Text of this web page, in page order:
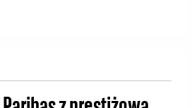
Polaków ma więcej
starzenia się kadr jest
zaawansowany i już dziś